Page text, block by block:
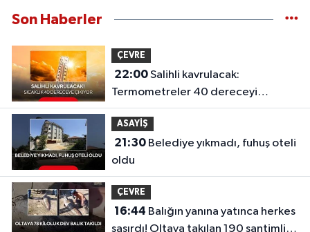
Son Haberler
ÇEVRE
22:00Salihli kavrulacak:
Termometreler 40 dereceyi
gösterecek
ASAYİŞ
21:30Belediye yıkmadı, fuhuş oteli
oldu
ÇEVRE
16:44
şaşırdı! Oltaya takılan 190 santimlik